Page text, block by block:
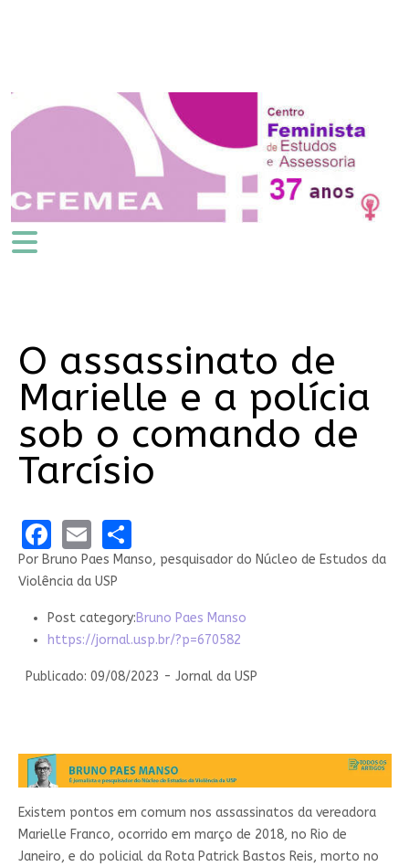
O assassinato de
Marielle e a polícia
sob o comando de
Tarcísio
Facebook
EmailShare
Por Bruno Paes Manso, pesquisador do Núcleo de Estudos da
Violência da USP
Post category:Bruno Paes Manso
https://jornal.usp.br/?p=670582
Publicado: 09/08/2023 - Jornal da USP
Existem pontos em comum nos assassinatos da vereadora
Marielle Franco, ocorrido em março de 2018, no Rio de
Janeiro, e do policial da Rota Patrick Bastos Reis, morto no